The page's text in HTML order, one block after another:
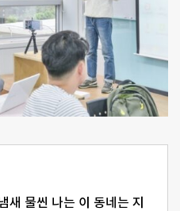
물씬 나는 이 동네는 지